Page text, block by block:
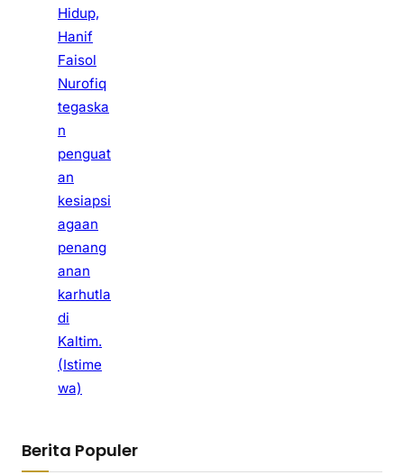
Hidup,
Hanif
Faisol
Nurofiq
tegaska
n
penguat
an
kesiapsi
agaan
penang
anan
karhutla
di
Kaltim.
(Istime
wa)
Berita Populer